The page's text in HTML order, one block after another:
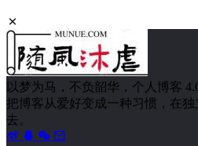
以梦为马，不负韶华，个人博客
把博客从爱好变成一种习惯，在
去。